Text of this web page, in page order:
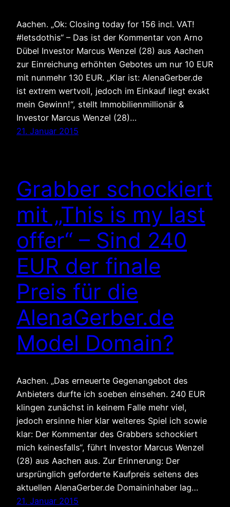
Aachen. „Ok: Closing today for 156 incl. VAT!
#letsdothis“ – Das ist der Kommentar von Arno
Dübel Investor Marcus Wenzel (28) aus Aachen
zur Einreichung erhöhten Gebotes um nur 10 EUR
mit nunmehr 130 EUR. „Klar ist: AlenaGerber.de
ist extrem wertvoll, jedoch im Einkauf liegt exakt
mein Gewinn!“, stellt Immobilienmillionär &
Investor Marcus Wenzel (28)…
21. Januar 2015
Grabber schockiert
mit „This is my last
offer“ – Sind 240
EUR der finale
Preis für die
AlenaGerber.de
Model Domain?
Aachen. „Das erneuerte Gegenangebot des
Anbieters durfte ich soeben einsehen. 240 EUR
klingen zunächst in keinem Falle mehr viel,
jedoch ersinne hier klar weiteres Spiel ich sowie
klar: Der Kommentar des Grabbers schockiert
mich keinesfalls“, führt Investor Marcus Wenzel
(28) aus Aachen aus. Zur Erinnerung: Der
ursprünglich geforderte Kaufpreis seitens des
aktuellen AlenaGerber.de Domaininhaber lag…
21. Januar 2015